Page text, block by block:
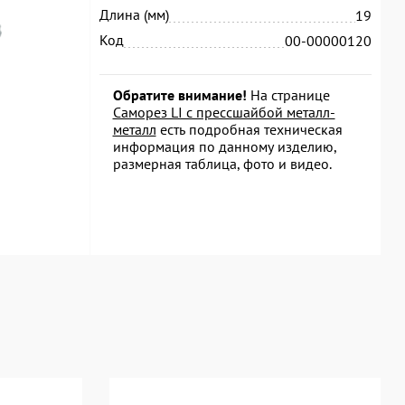
Длина (мм)
19
Код
00-00000120
Обратите внимание! На странице
Саморез LI с прессшайбой металл-
металл есть подробная техническая
информация по данному изделию,
размерная таблица, фото и видео.